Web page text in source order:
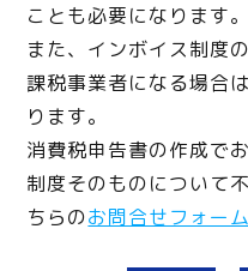
ことも必要になります。
また、インボイス制度
課税事業者になる場合
ります。
消費税申告書の作成で
制度そのものについて
ちらのお問合せフォーム